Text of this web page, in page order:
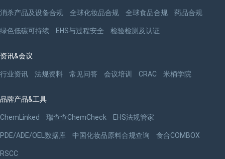
消杀产品及设备合规 全球化妆品合规 全球食品合规 药品合规
绿色低碳可持续 EHS与过程安全 检验检测及认证
资讯&会议
行业资讯 法规资料 常见问答 会议培训 CRAC 米桶学院
品牌产品&工具
ChemLinked 瑞查查ChemCheck EHS法规管家
PDE/ADE/OEL数据库 中国化妆品原料合规查询 食合COMBOX
RSCC